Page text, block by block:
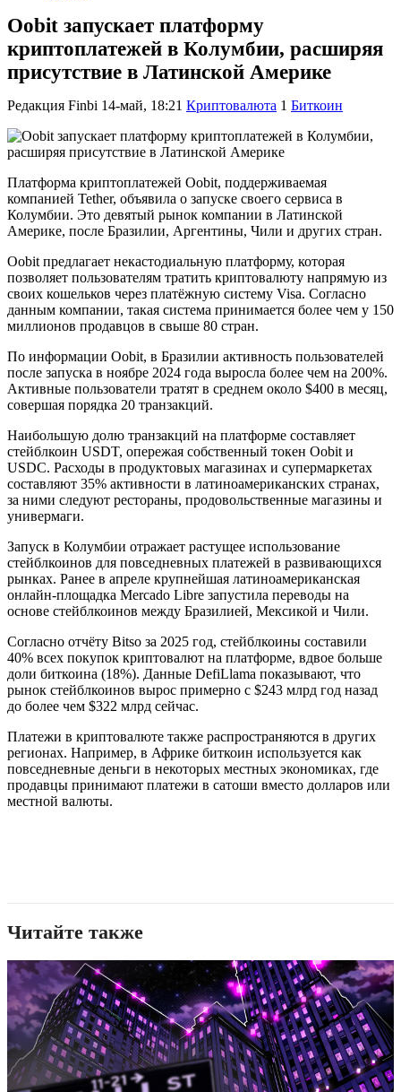
Oobit запускает платформу
криптоплатежей в Колумбии, расширяя
присутствие в Латинской Америке
Редакция Finbi 14-май, 18:21 Криптовалюта 1 Биткоин
Платформа криптоплатежей Oobit, поддерживаемая
компанией Tether, объявила о запуске своего сервиса в
Колумбии. Это девятый рынок компании в Латинской
Америке, после Бразилии, Аргентины, Чили и других стран.
Oobit предлагает некастодиальную платформу, которая
позволяет пользователям тратить криптовалюту напрямую из
своих кошельков через платёжную систему Visa. Согласно
данным компании, такая система принимается более чем у 150
миллионов продавцов в свыше 80 стран.
По информации Oobit, в Бразилии активность пользователей
после запуска в ноябре 2024 года выросла более чем на 200%.
Активные пользователи тратят в среднем около $400 в месяц,
совершая порядка 20 транзакций.
Наибольшую долю транзакций на платформе составляет
стейблкоин USDT, опережая собственный токен Oobit и
USDC. Расходы в продуктовых магазинах и супермаркетах
составляют 35% активности в латиноамериканских странах,
за ними следуют рестораны, продовольственные магазины и
универмаги.
Запуск в Колумбии отражает растущее использование
стейблкоинов для повседневных платежей в развивающихся
рынках. Ранее в апреле крупнейшая латиноамериканская
онлайн-площадка Mercado Libre запустила переводы на
основе стейблкоинов между Бразилией, Мексикой и Чили.
Согласно отчёту Bitso за 2025 год, стейблкоины составили
40% всех покупок криптовалют на платформе, вдвое больше
доли биткоина (18%). Данные DefiLlama показывают, что
рынок стейблкоинов вырос примерно с $243 млрд год назад
до более чем $322 млрд сейчас.
Платежи в криптовалюте также распространяются в других
регионах. Например, в Африке биткоин используется как
повседневные деньги в некоторых местных экономиках, где
продавцы принимают платежи в сатоши вместо долларов или
местной валюты.
Читайте также